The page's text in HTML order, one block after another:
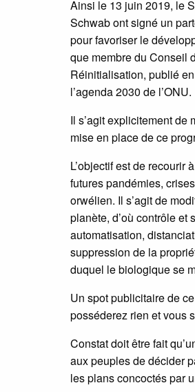
Ainsi le 13 juin 2019, le
Schwab ont signé un
pour favoriser le
que membre du Conseil
Réinitialisation, publié
l’agenda 2030 de l’ONU.
Il s’agit explicitement
mise en place de ce
L’objectif est de recourir
futures pandémies,
orwélien. Il s’agit de
planète, d’où contrôle
automatisation,
suppression de la
duquel le biologique se
Un spot publicitaire de
posséderez rien et vous
Constat doit être fait
aux peuples de décider
les plans concoctés par